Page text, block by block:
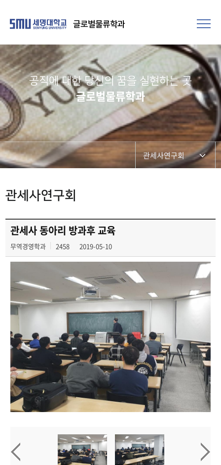
글로벌물류학과
공직에 대한 당신의 꿈을 실현하는 곳​
글로벌물류학과
관세사연구회
관세사연구회
관세사 동아리 방과후 교육
무역경영학과 2458 2019-05-10